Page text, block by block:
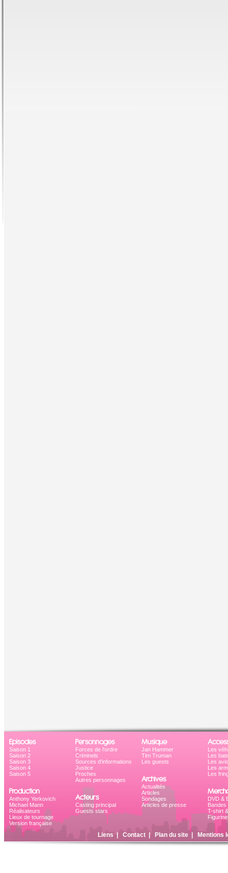
Episodes
Saison 1
Saison 2
Saison 3
Saison 4
Saison 5
Production
Anthony Yerkovich
Michael Mann
Réalisateurs
Lieux de tournage
Version française
Personnages
Forces de l'ordre
Criminels
Sources d'informations
Justice
Proches
Autres personnages
Acteurs
Casting principal
Guests stars
Musique
Jan Hammer
Tim Truman
Les guests
Archives
Actualités
Articles
Sondages
Articles de presse
Les
Les
Les
Les
Les
DVD &
Bandes
T-shirt
Liens Contact| Plan du site| Mentions